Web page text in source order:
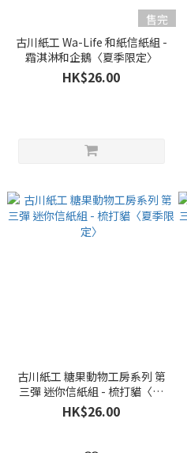
售完
古川紙工 Wa-Life 和紙信紙組 -
霜淇淋和企鵝〈夏季限定〉
HK$26.00
古川紙工 糖果動物工房系列 第
三彈 迷你信紙組 - 梳打貓〈夏
季限定〉
HK$26.00